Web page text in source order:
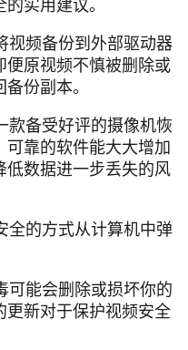
视频备份到外部驱动器
便原视频不慎被删除或
份副本。
款备受好评的摄像机恢
靠的软件能大大增加
低数据进一步丢失的风
全的方式从计算机中弹
可能会删除或损坏你的
新对于保护视频安全